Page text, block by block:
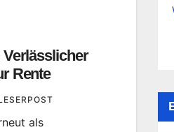
Rente
als